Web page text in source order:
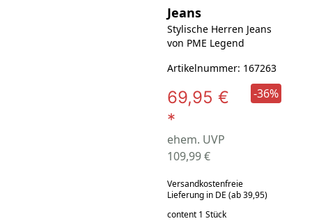
Jeans
Stylische Herren Jeans
von PME Legend
Artikelnummer: 167263
69,95 €
*
ehem. UVP
109,99 €
-36%
Versandkostenfreie
Lieferung in DE (ab 39,95)
content 1 Stück